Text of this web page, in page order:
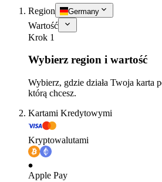
Region Germany
Wartość
Krok 1
Wybierz region i wartość
Wybierz, gdzie działa Twoja karta
którą chcesz.
Kartami Kredytowymi
Kryptowalutami
Apple Pay